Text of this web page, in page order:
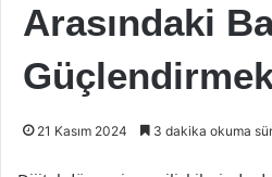
Arasındaki
21 Kasım 2024 3 dakika okuma